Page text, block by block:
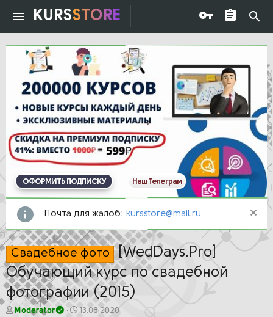
KURSSTORE
ОФОРМИТЬ ПОДПИСКУ Наш Телеграм
Почта для жалоб: kursstore@mail.ru
Свадебное фото [WedDays.Pro]
Обучающий курс по свадебной
фотографии (2015)
АModerator
Д
13.08.2020